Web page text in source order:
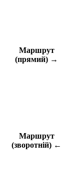
Маршрут
(прямий) →
Маршрут
(зворотній) ←